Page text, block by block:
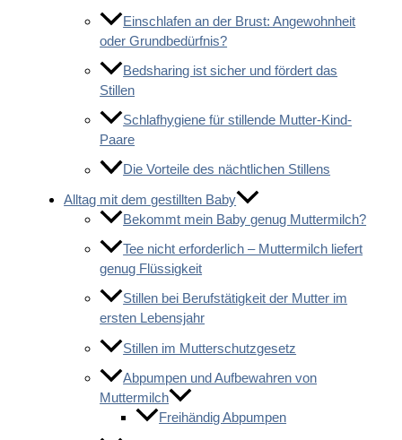
Einschlafen an der Brust: Angewohnheit
oder Grundbedürfnis?
Bedsharing ist sicher und fördert das
Stillen
Schlafhygiene für stillende Mutter-Kind-
Paare
Die Vorteile des nächtlichen Stillens
Alltag mit dem gestillten Baby
Bekommt mein Baby genug Muttermilch?
Tee nicht erforderlich – Muttermilch liefert
genug Flüssigkeit
Stillen bei Berufstätigkeit der Mutter im
ersten Lebensjahr
Stillen im Mutterschutzgesetz
Abpumpen und Aufbewahren von
Muttermilch
Freihändig Abpumpen